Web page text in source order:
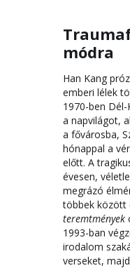
módra
Han Kang
emberi lélek
1970-ben
a napvilágot,
a fővárosba,
hónappal a
előtt. A
évesen,
megrázó
többek között
teremtmények
1993-ban
irodalom
verseket,